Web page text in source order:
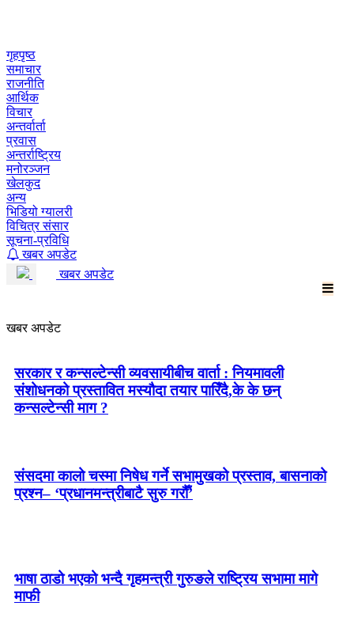
गृहपृष्ठ
समाचार
राजनीति
आर्थिक
विचार
अन्तर्वार्ता
प्रवास
अन्तर्राष्ट्रिय
मनोरञ्जन
खेलकुद
अन्य
भिडियो ग्यालरी
विचित्र संसार
सूचना-प्रविधि
खबर अपडेट
खबर अपडेट
खबर अपडेट
सरकार र कन्सल्टेन्सी व्यवसायीबीच वार्ता : नियमावली
संशोधनको प्रस्तावित मस्यौदा तयार पारिँदै,के के छन्
कन्सल्टेन्सी माग ?
संसदमा कालो चस्मा निषेध गर्ने सभामुखको प्रस्ताव, बासनाको
प्रश्न– ‘प्रधानमन्त्रीबाटै सुरु गरौँ’
भाषा ठाडो भएको भन्दै गृहमन्त्री गुरुङले राष्ट्रिय सभामा मागे
माफी